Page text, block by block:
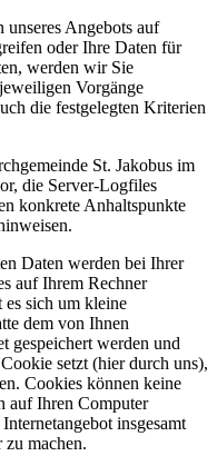
Angebots auf
oder Ihre Daten für
werden wir Sie
Vorgänge
die festgelegten Kriterien
St. Jakobus im
die Server-Logfiles
konkrete Anhaltspunkte
Daten werden bei Ihrer
auf Ihrem Rechner
es sich um kleine
dem von Ihnen
gespeichert werden und
setzt (hier durch uns),
Cookies können keine
auf Ihren Computer
insgesamt
machen.